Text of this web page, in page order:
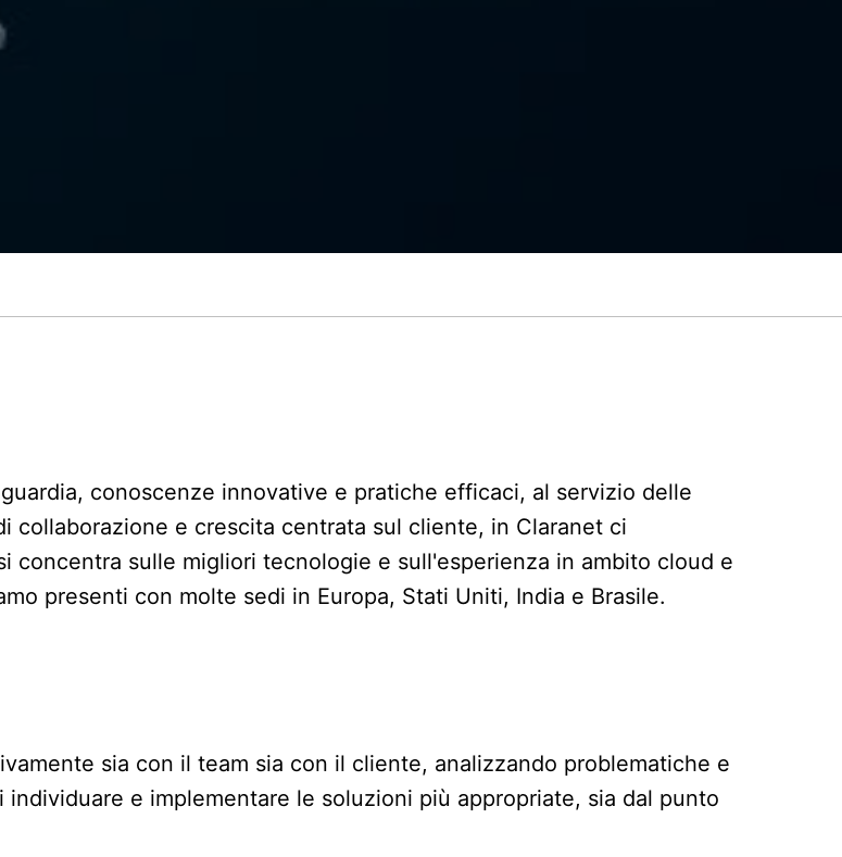
conoscenze innovative e pratiche efficaci, al servizio delle
collaborazione e crescita centrata sul cliente, in Claranet ci
concentra sulle migliori tecnologie e sull'esperienza in ambito cloud e
presenti con molte sedi in Europa, Stati Uniti, India e Brasile.
sia con il team sia con il cliente, analizzando problematiche e
e implementare le soluzioni più appropriate, sia dal punto